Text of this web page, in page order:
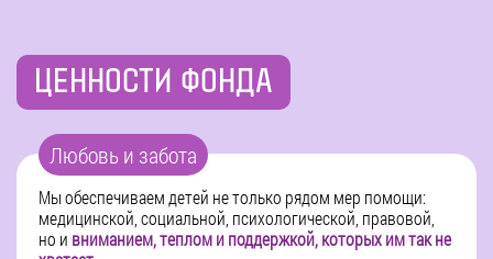
ЦЕННОСТИ ФОНДА
Любовь и забота
Мы обеспечиваем детей не только рядом мер помощи:
медицинской, социальной, психологической, правовой,
но и вниманием, теплом и поддержкой, которых им так не